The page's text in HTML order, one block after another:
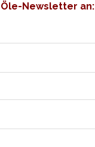
Newsletter an: